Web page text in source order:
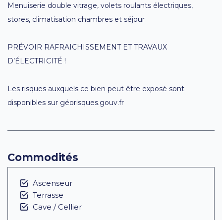
Menuiserie double vitrage, volets roulants électriques,
stores, climatisation chambres et séjour
PRÉVOIR RAFRAICHISSEMENT ET TRAVAUX
D’ÉLECTRICITÉ !
Les risques auxquels ce bien peut être exposé sont
disponibles sur géorisques.gouv.fr
Commodités
Ascenseur
Terrasse
Cave / Cellier